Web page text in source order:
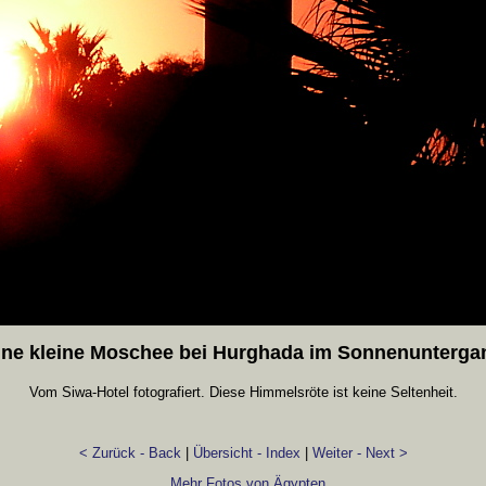
kleine Moschee bei Hurghada im
Vom Siwa-Hotel fotografiert. Diese Himmelsröte ist keine Seltenheit.
< Zurück - Back| Übersicht - Index
Weiter - Next >